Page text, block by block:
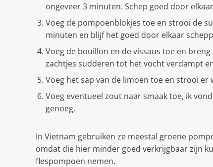
ongeveer 3 minuten. Schep goed door
Voeg de pompoenblokjes toe en strooi de
minuten en blijf het goed door elkaar
Voeg de bouillon en de vissaus toe en
zachtjes sudderen tot het vocht verdampt
Voeg het sap van de limoen toe en strooi
Voeg eventueel zout naar smaak toe, ik
genoeg.
In Vietnam gebruiken ze meestal groene
omdat die hier minder goed verkrijgbaar zijn
flespompoen nemen.